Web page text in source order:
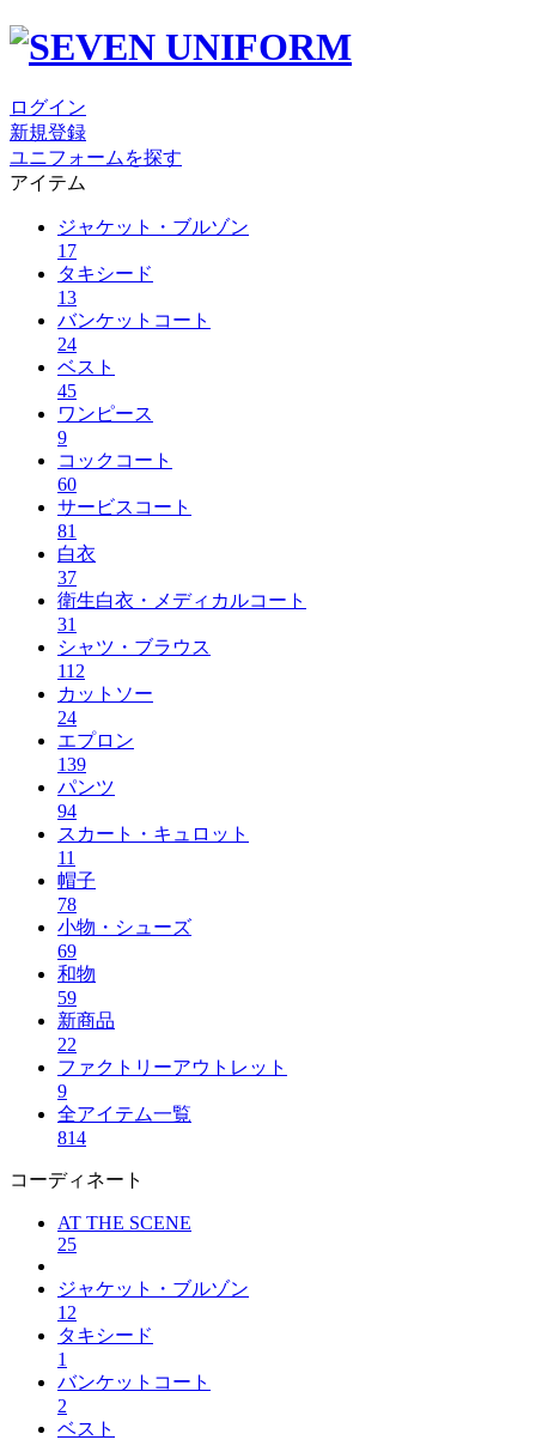
ログイン
新規登録
ユニフォームを探す
アイテム
ジャケット・ブルゾン
17
タキシード
13
バンケットコート
24
ベスト
45
ワンピース
9
コックコート
60
サービスコート
81
白衣
37
衛生白衣・メディカルコート
31
シャツ・ブラウス
112
カットソー
24
エプロン
139
パンツ
94
スカート・キュロット
11
帽子
78
小物・シューズ
69
和物
59
新商品
22
ファクトリーアウトレット
9
全アイテム一覧
814
コーディネート
AT THE SCENE
25
ジャケット・ブルゾン
12
タキシード
1
バンケットコート
2
ベスト